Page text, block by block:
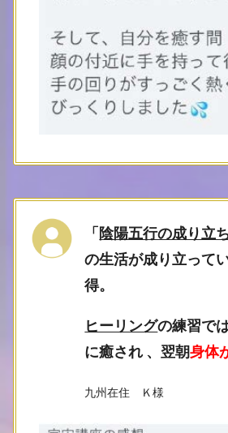
「陰陽五行の成り立
の生活が成り立って
得。
ヒーリングの練習で
に癒され 、翌朝身体
九州在住 Ｋ様